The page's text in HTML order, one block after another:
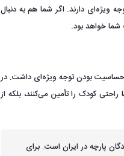
ویژه‌ای دارند. اگر شما هم به دنبال
خواهد بود.
بودن توجه ویژه‌ای داشت. در
تنها راحتی کودک را تأمین می‌کنند، بلکه از
پارچه در ایران است. برای